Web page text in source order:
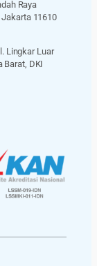
Raya
Jakarta 11610
Lingkar Luar
Barat, DKI